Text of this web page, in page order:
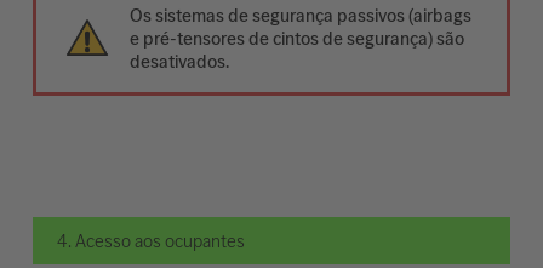
Os sistemas de segurança passivos (airbags
e pré-tensores de cintos de segurança) são
desativados.
4. Acesso aos ocupantes